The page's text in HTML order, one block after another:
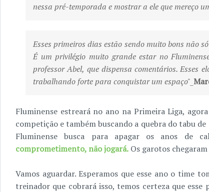
nessa pré-temporada e mostrar a ele que mereço
Esses primeiros dias estão sendo muito bons não
É um privilégio muito grande estar no
professor Abel, que dispensa comentários. Esses
trabalhando forte para conquistar um espaço"
Fluminense estreará no ano na Primeira Liga,
competição e também buscando a quebra do tabu
Fluminense busca para apagar os anos de
comprometimento, não jogará. Os garotos
Vamos aguardar. Esperamos que esse ano o time
treinador que cobrará isso, temos certeza que